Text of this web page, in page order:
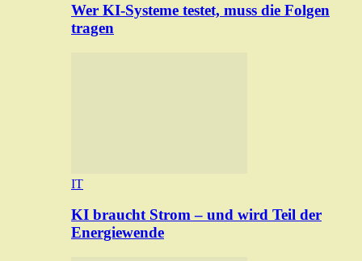
Wer KI-Systeme testet, muss die Folgen
tragen
IT
KI braucht Strom – und wird Teil der
Energiewende